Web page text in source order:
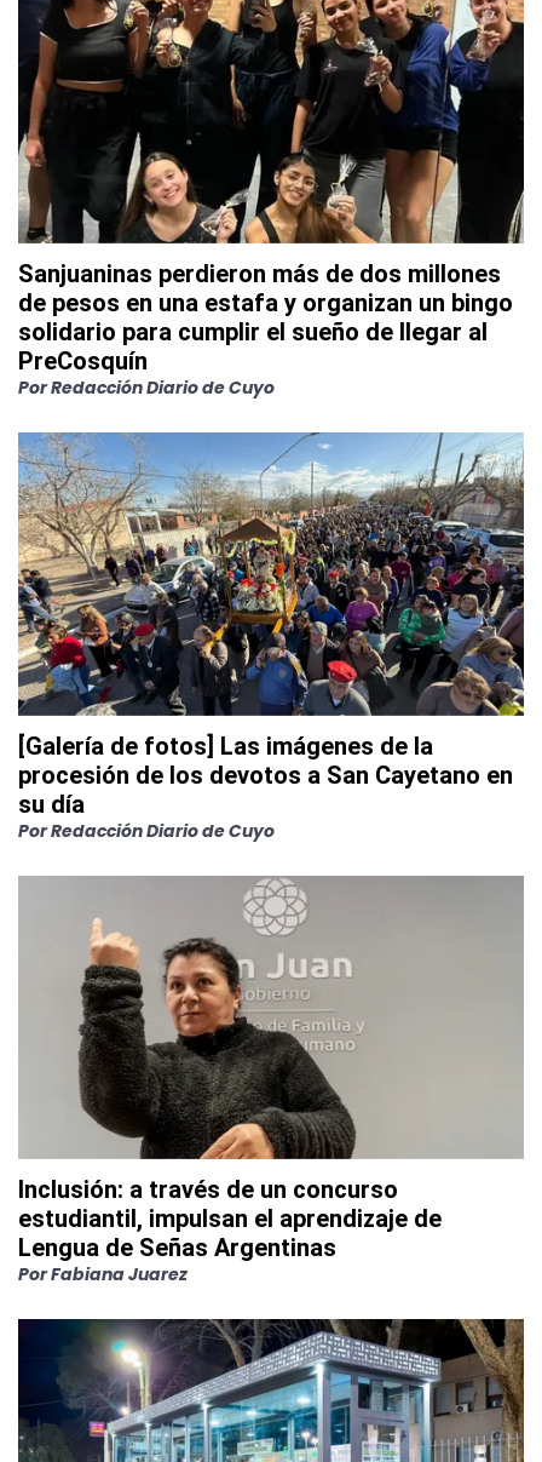
Sanjuaninas perdieron más de dos millones
de pesos en una estafa y organizan un bingo
solidario para cumplir el sueño de llegar al
PreCosquín
PorRedacción Diario de Cuyo
[Galería de fotos] Las imágenes de la
procesión de los devotos a San Cayetano en
su día
PorRedacción Diario de Cuyo
Inclusión: a través de un concurso
estudiantil, impulsan el aprendizaje de
Lengua de Señas Argentinas
PorFabiana Juarez